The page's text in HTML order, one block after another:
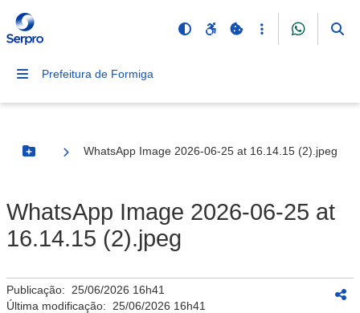
Prefeitura de Formiga
Botão Menu
WhatsApp Image 2026-06-25 at 16.14.15 (2).jpeg
WhatsApp Image 2026-06-25 at
16.14.15 (2).jpeg
Publicação: 25/06/2026 16h41
Última modificação: 25/06/2026 16h41